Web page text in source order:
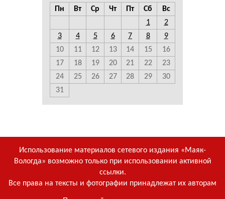
Пн
Вт Ср Чт Пт Сб
Вс
1
2
3
4 5 6 7 8
9
10
11 12 13 14 15
16
17
18 19 20 21 22
23
24
25 26 27 28 29
30
31
Использование материалов сетевого издания «Маяк-
Вологда» возможно только при использовании активной
ссылки.
Все права на тексты и фотографии принадлежат их авторам